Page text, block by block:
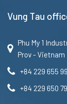
Vung Tau
Phu My 1
Prov - Vietnam
+84 229 655
+84 229 650